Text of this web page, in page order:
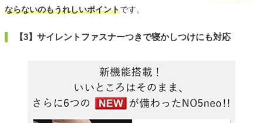
ならないのもうれしいポイントです。
【3】サイレントファスナーつきで寝かしつけにも対応